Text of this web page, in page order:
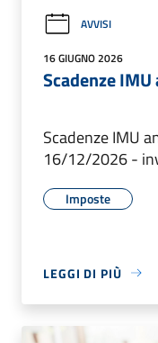
AVVISI
16 GIUGNO 2026
Scadenze
Scadenze IMU
16/12/2026 -
Imposte
LEGGI DI PIÙ